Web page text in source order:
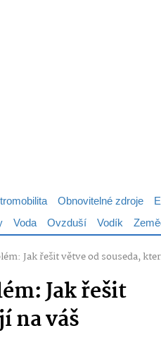
Obnovitelné zdroje
Voda Ovzduší Vodík
Jak řešit větve od souseda,
Jak řešit
na váš